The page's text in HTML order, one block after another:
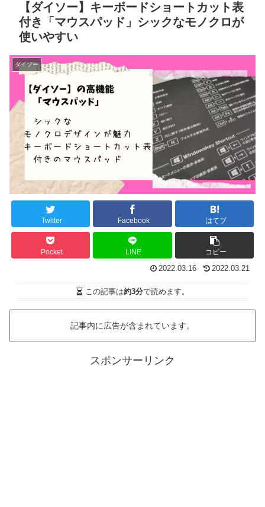
【ダイソー】キーボードショートカット表
付き「マウスパッド」シックなモノクロが
使いやすい
ダイソー
Twitter Facebook はてブ
Pocket LINE コピー
2022.03.16 2022.03.21
この記事は約3分で読めます。
記事内に広告が含まれています。
スポンサーリンク